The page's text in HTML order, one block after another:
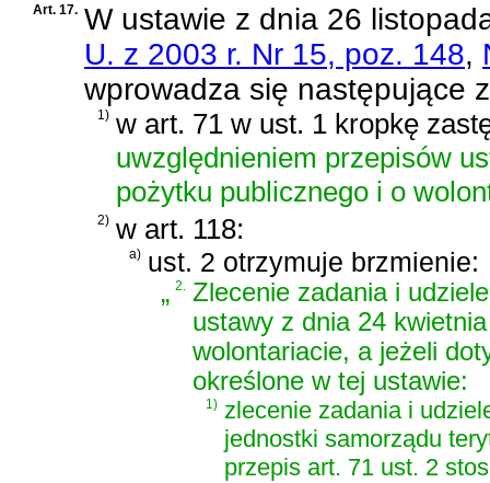
Art. 17. W ustawie z dnia 26
U. z 2003 r. Nr 15, poz. 148,
wprowadza się następujące
1) w art. 71 w ust. 1 kropkę
uwzględnieniem przepisów
pożytku publicznego i o
2) w art. 118:
a) ust. 2 otrzymuje brzmienie:
„2. Zlecenie zadania i
ustawy z dnia 24
wolontariacie, a jeżeli
określone w tej ustawie:
1) zlecenie zadania i
jednostki samorządu
przepis art. 71 ust. 2